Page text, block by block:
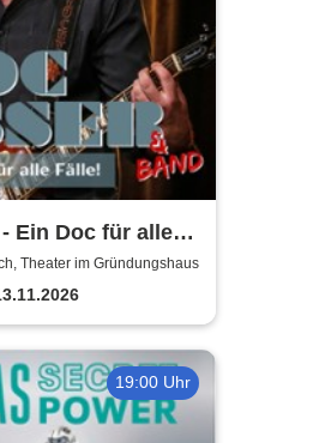
Ein Doc für alle
Theater im Gründungshaus
19:00 Uhr